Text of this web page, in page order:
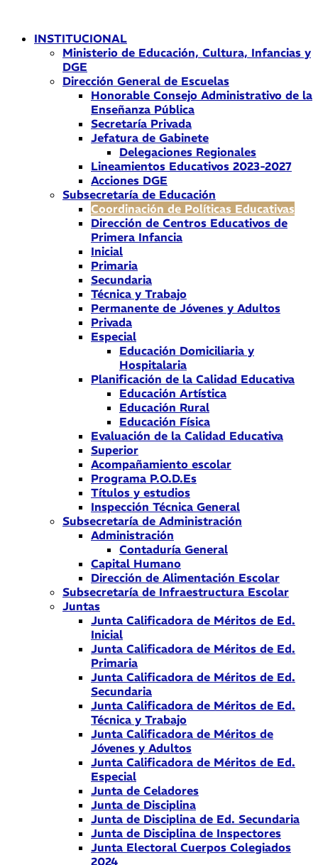
contenidoINSTITUCIONAL
Ministerio de Educación, Cultura, Infancias y
DGE
Dirección General de Escuelas
Honorable Consejo Administrativo de la
Enseñanza Pública
Secretaría Privada
Jefatura de Gabinete
Delegaciones Regionales
Lineamientos Educativos 2023-2027
Acciones DGE
Subsecretaría de Educación
Coordinación de Políticas Educativas
Dirección de Centros Educativos de
Primera Infancia
Inicial
Primaria
Secundaria
Técnica y Trabajo
Permanente de Jóvenes y Adultos
Privada
Especial
Educación Domiciliaria y
Hospitalaria
Planificación de la Calidad Educativa
Educación Artística
Educación Rural
Educación Física
Evaluación de la Calidad Educativa
Superior
Acompañamiento escolar
Programa P.O.D.Es
Títulos y estudios
Inspección Técnica General
Subsecretaría de Administración
Administración
Contaduría General
Capital Humano
Dirección de Alimentación Escolar
Subsecretaría de Infraestructura Escolar
Juntas
Junta Calificadora de Méritos de Ed.
Inicial
Junta Calificadora de Méritos de Ed.
Primaria
Junta Calificadora de Méritos de Ed.
Secundaria
Junta Calificadora de Méritos de Ed.
Técnica y Trabajo
Junta Calificadora de Méritos de
Jóvenes y Adultos
Junta Calificadora de Méritos de Ed.
Especial
Junta de Celadores
Junta de Disciplina
Junta de Disciplina de Ed. Secundaria
Junta de Disciplina de Inspectores
Junta Electoral Cuerpos Colegiados
2024